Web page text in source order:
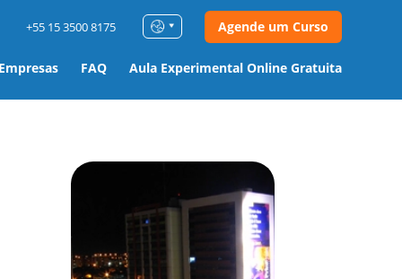
FAQ Aula Experimental Online Gratuita
+55 15 3500 8175 Agende um Curso